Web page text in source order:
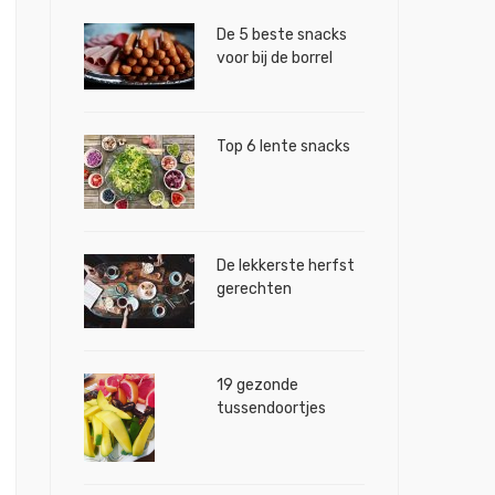
De 5 beste snacks
voor bij de borrel
Top 6 lente snacks
De lekkerste herfst
gerechten
19 gezonde
tussendoortjes